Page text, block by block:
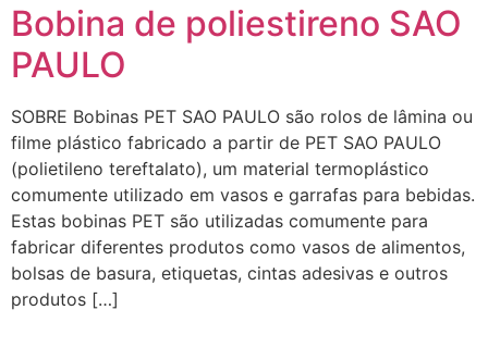
Bobina de poliestireno SAO
PAULO
SOBRE Bobinas PET SAO PAULO são rolos de lâmina ou
filme plástico fabricado a partir de PET SAO PAULO
(polietileno tereftalato), um material termoplástico
comumente utilizado em vasos e garrafas para bebidas.
Estas bobinas PET são utilizadas comumente para
fabricar diferentes produtos como vasos de alimentos,
bolsas de basura, etiquetas, cintas adesivas e outros
produtos […]